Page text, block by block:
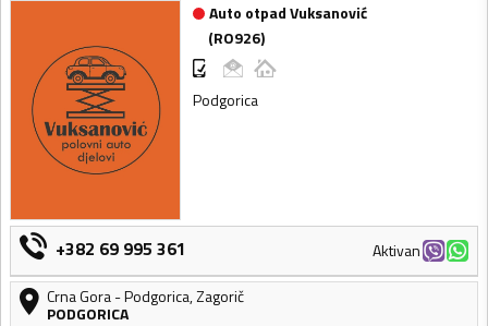
Auto otpad Vuksanović
(RO926)
Podgorica
+382 69 995 361
Aktivan
Crna Gora-Podgorica,Zagorič
PODGORICA